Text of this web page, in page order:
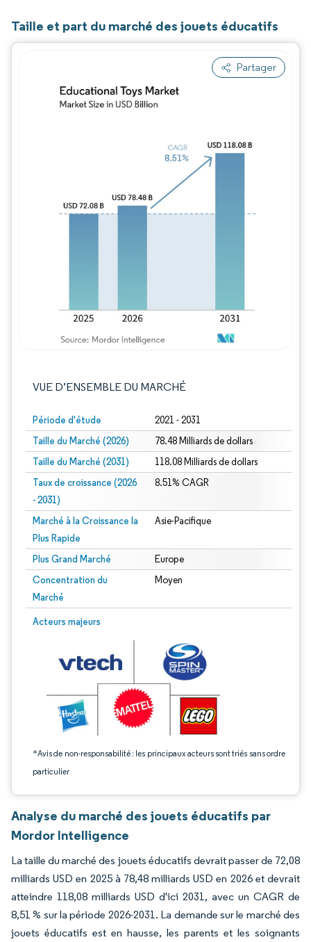
Taille et part du marché des jouets éducatifs
Partager
VUE D’ENSEMBLE DU MARCHÉ
Période d'étude 2021 - 2031
Taille du Marché (2026) 78.48 Milliards de dollars
Taille du Marché (2031) 118.08 Milliards de dollars
Taux de croissance (2026
- 2031)
8.51% CAGR
Marché à la Croissance la
Plus Rapide
Asie-Pacifique
Plus Grand Marché Europe
Concentration du
Marché
Moyen
Acteurs majeurs
*Avis de non-responsabilité : les principaux acteurs sont triés sans ordre
particulier
Image © Mordor Intelligence. La réutilisation nécessite une attribution sous CC
Analyse du marché des jouets éducatifs par
Mordor Intelligence
La taille du marché des jouets éducatifs devrait passer de 72,08
milliards USD en 2025 à 78,48 milliards USD en 2026 et devrait
atteindre 118,08 milliards USD d'ici 2031, avec un CAGR de
8,51 % sur la période 2026-2031. La demande sur le marché des
jouets éducatifs est en hausse, les parents et les soignants